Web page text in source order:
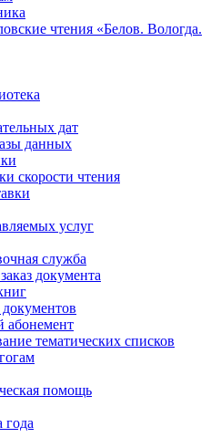
чтения «Белов. Вологда.
дат
данных
скорости чтения
услуг
служба
документа
тематических списков
помощь
года